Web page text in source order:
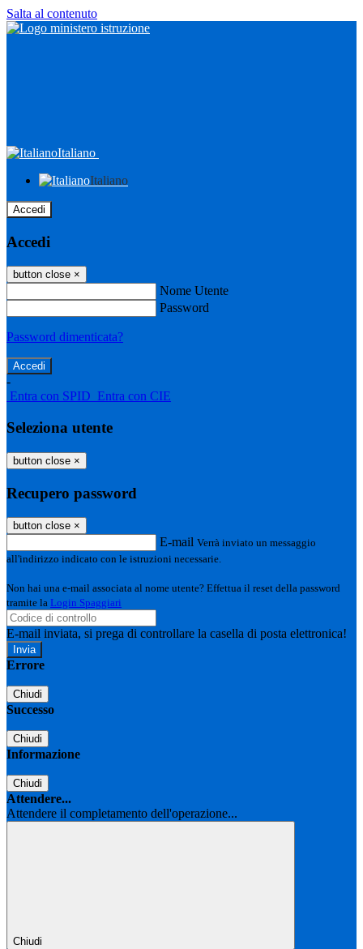
Salta al contenuto
Italiano
Italiano
Accedi
Accedi
button close ×
Nome Utente
Password
Password dimenticata?
-
Entra con SPID Entra con CIE
Seleziona utente
button close ×
Recupero password
button close ×
E-mail Verrà inviato un messaggio
all'indirizzo indicato con le istruzioni necessarie.
Non hai una e-mail associata al nome utente? Effettua il reset della password
tramite la Login Spaggiari
E-mail inviata, si prega di controllare la casella di posta elettronica!
Errore
Chiudi
Successo
Chiudi
Informazione
Chiudi
Attendere...
Attendere il completamento dell'operazione...
Chiudi